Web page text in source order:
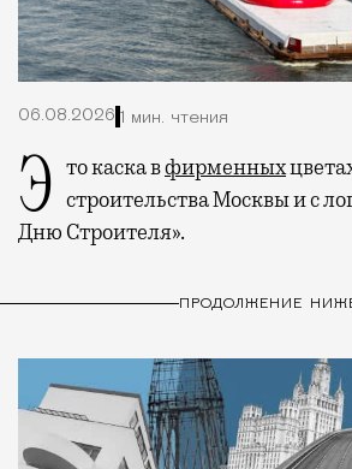
06.08.2026 1 мин. чтения
Это каска вфирменных
строительства Москвы и с
Дню Строителя».
ПРОДОЛЖЕНИЕ